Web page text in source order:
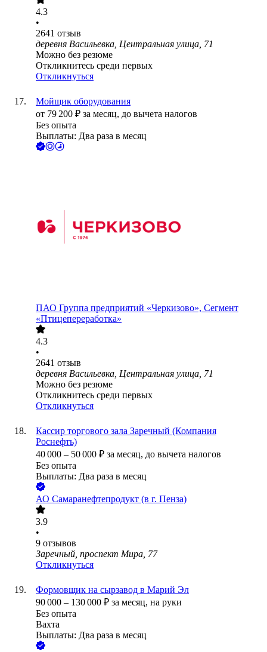
4.3
•
2641 отзыв
деревня Васильевка, Центральная улица, 71
Можно без резюме
Откликнитесь среди первых
Откликнуться
Мойщик оборудования
от 79 200 ₽ за месяц, до вычета налогов
Без опыта
Выплаты: Два раза в месяц
ПАО Группа предприятий «Черкизово», Сегмент
«Птицепереработка»
4.3
•
2641 отзыв
деревня Васильевка, Центральная улица, 71
Можно без резюме
Откликнитесь среди первых
Откликнуться
Кассир торгового зала Заречный (Компания
Роснефть)
40 000 – 50 000 ₽ за месяц, до вычета налогов
Без опыта
Выплаты: Два раза в месяц
АО Самаранефтепродукт (в г. Пенза)
3.9
•
9 отзывов
Заречный, проспект Мира, 77
Откликнуться
Формовщик на сырзавод в Марий Эл
90 000 – 130 000 ₽ за месяц, на руки
Без опыта
Вахта
Выплаты: Два раза в месяц